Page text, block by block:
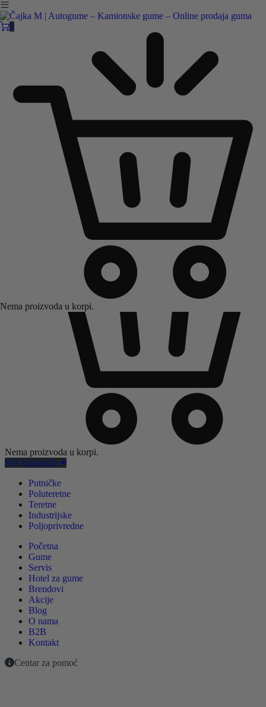
Čajka M Čačak
+381 32 5461 011 office@cajkam.rs
KAKO DO NAS
Nema proizvoda u korpi.
Sve kategorije
Putničke
Poluteretne
Teretne
Industrijske
Poljoprivredne
Početna
Gume
Servis
Hotel za gume
Brendovi
Akcije
Blog
O nama
B2B
Kontakt
Centar za pomoć
0
Nema proizvoda u korpi.